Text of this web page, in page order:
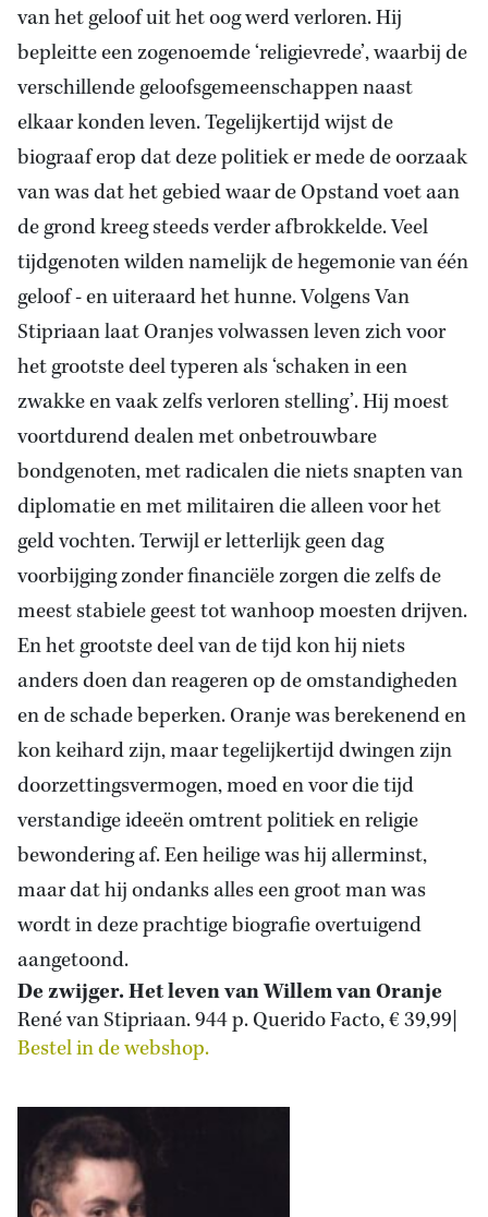
van het geloof uit het oog werd verloren. Hij
bepleitte een zogenoemde ‘religievrede’, waarbij de
verschillende geloofsgemeenschappen naast
elkaar konden leven. Tegelijkertijd wijst de
biograaf erop dat deze politiek er mede de oorzaak
van was dat het gebied waar de Opstand voet aan
de grond kreeg steeds verder afbrokkelde. Veel
tijdgenoten wilden namelijk de hegemonie van één
geloof - en uiteraard het hunne. Volgens Van
Stipriaan laat Oranjes volwassen leven zich voor
het grootste deel typeren als ‘schaken in een
zwakke en vaak zelfs verloren stelling’. Hij moest
voortdurend dealen met onbetrouwbare
bondgenoten, met radicalen die niets snapten van
diplomatie en met militairen die alleen voor het
geld vochten. Terwijl er letterlijk geen dag
voorbijging zonder financiële zorgen die zelfs de
meest stabiele geest tot wanhoop moesten drijven.
En het grootste deel van de tijd kon hij niets
anders doen dan reageren op de omstandigheden
en de schade beperken. Oranje was berekenend en
kon keihard zijn, maar tegelijkertijd dwingen zijn
doorzettingsvermogen, moed en voor die tijd
verstandige ideeën omtrent politiek en religie
bewondering af. Een heilige was hij allerminst,
maar dat hij ondanks alles een groot man was
wordt in deze prachtige biografie overtuigend
aangetoond.
De zwijger. Het leven van Willem van Oranje
René van Stipriaan. 944 p. Querido Facto, € 39,99|
Bestel in de webshop.